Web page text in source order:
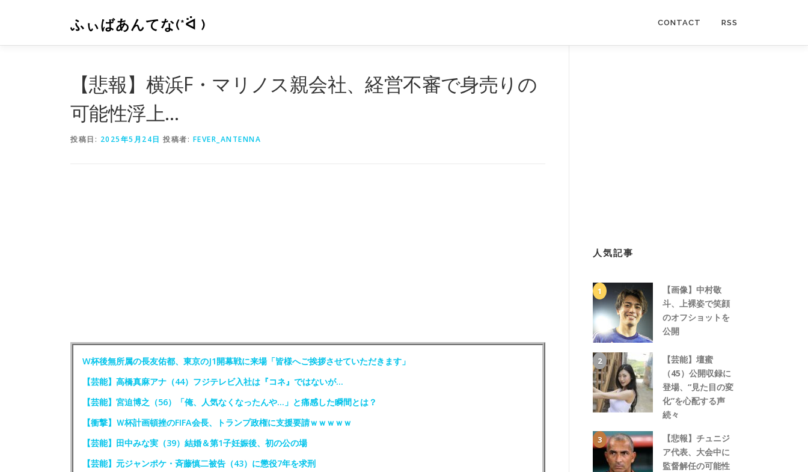
ン
ふぃばあんてな(*ᐛ ) CONTACT RSS
【悲報】横浜F・マリノス親会社、経営不審で身売りの
可能性浮上…
投稿日: 2025年5月24日 投稿者: FEVER_ANTENNA
W杯後無所属の長友佑都、東京のJ1開幕戦に来場「皆様へご挨拶させていただきます」
【芸能】高橋真麻アナ（44）フジテレビ入社は『コネ』ではないが…
【芸能】宮迫博之（56）「俺、人気なくなったんや…」と痛感した瞬間とは？
【衝撃】Ｗ杯計画頓挫のFIFA会長、トランプ政権に支援要請ｗｗｗｗｗ
【芸能】田中みな実（39）結婚＆第1子妊娠後、初の公の場
【芸能】元ジャンポケ・斉藤慎二被告（43）に懲役7年を求刑
人気記事
【画像】中村敬
斗、上裸姿で笑顔
のオフショットを
公開
【芸能】壇蜜
（45）公開収録に
登場、“見た目の変
化”を心配する声
続々
【悲報】チュニジ
ア代表、大会中に
監督解任の可能性